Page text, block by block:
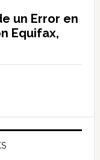
un Error en
Equifax,